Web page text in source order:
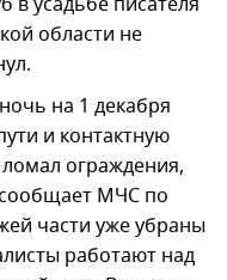
области не
на 1 декабря
и контактную
ограждения,
сообщает МЧС по
части уже убраны
работают над